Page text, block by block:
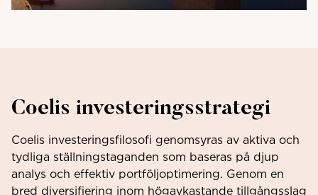
Coelis investeringsstrategi
Coelis investeringsfilosofi genomsyras av aktiva och
tydliga ställningstaganden som baseras på djup
analys och effektiv portföljoptimering. Genom en
bred diversifiering inom högavkastande tillgångsslag